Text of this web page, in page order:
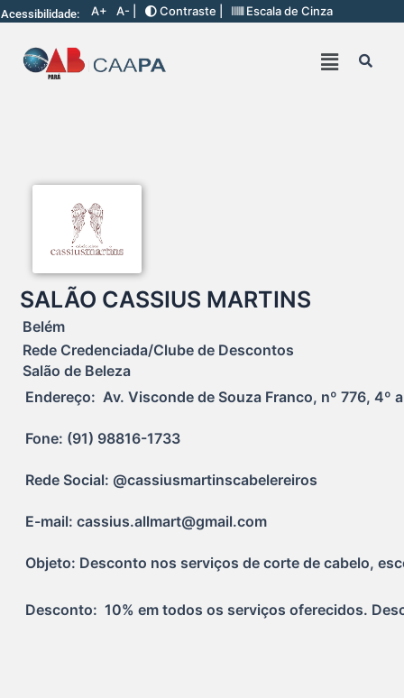
Acessibilidade: A+ A- | Contraste | Escala de Cinza
SALÃO CASSIUS MARTINS
Belém
Rede Credenciada/Clube de Descontos
Salão de Beleza
Endereço:  Av. Visconde de Souza Franco, nº 776,
Fone: (91) 98816-1733
Rede Social: @cassiusmartinscabelereiros
E-mail: cassius.allmart@gmail.com
Objeto: Desconto nos serviços de corte de cabelo,
Desconto:  10% em todos os serviços oferecidos.